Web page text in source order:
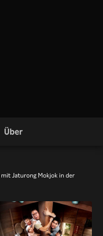
Über
mit Jaturong Mokjok in der